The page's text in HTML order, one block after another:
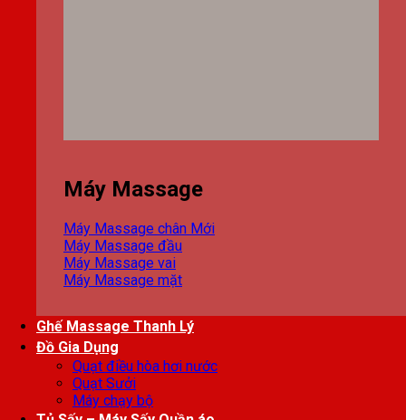
Máy Massage
Máy Massage chân
Máy Massage đầu
Máy Massage vai
Máy Massage mặt
Ghế Massage Thanh Lý
Đồ Gia Dụng
Quạt điều hòa hơi nước
Quạt Sưởi
Máy chạy bộ